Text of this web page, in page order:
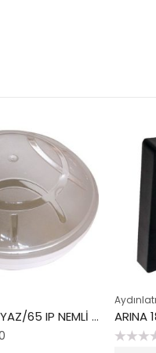
AQUA EKO BEYAZ/65 IP NEMLİ YER AYDINLATMA